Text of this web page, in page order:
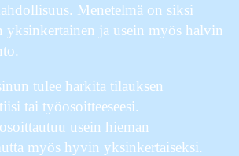
Menetelmä on siksi
yksinkertainen ja usein myös halvin
tulee harkita tilauksen
tai työosoitteeseesi.
usein hieman
myös hyvin yksinkertaiseksi.